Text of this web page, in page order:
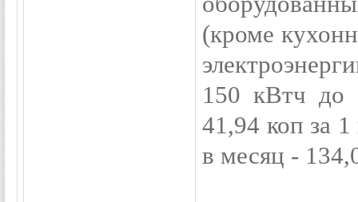
(кроме
150 кВтч до
41,94 коп за
в месяц -